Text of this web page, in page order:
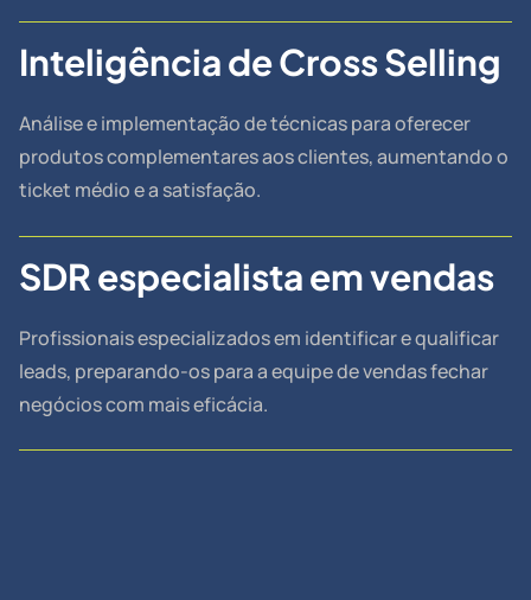
Inteligência de Cross Selling
Análise e implementação de técnicas para oferecer
produtos complementares aos clientes, aumentando o
ticket médio e a satisfação.
SDR especialista em vendas
Profissionais especializados em identificar e qualificar
leads, preparando-os para a equipe de vendas fechar
negócios com mais eficácia.